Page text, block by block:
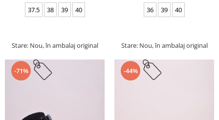
37.5 38 39 40
Stare: Nou, în ambalaj original
36 39 40
Stare: Nou, în ambalaj original
-71% -44%